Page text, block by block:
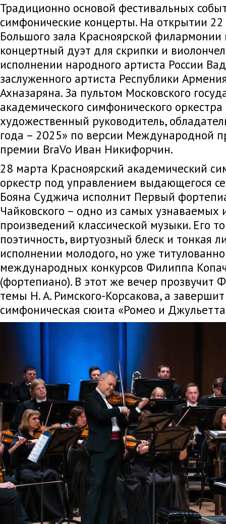
Традиционно основой фестивальных
симфонические концерты. На открытии
Большого зала Красноярской филармонии
концертный дуэт для скрипки и
исполнении народного артиста России
заслуженного артиста Республики
Ахназаряна. За пультом Московского
академического симфонического оркестра
художественный руководитель,
года – 2025» по версии Международной
премии BraVo Иван Никифорчин.
28 марта Красноярский академический
оркестр под управлением выдающегося
Бояна Суджича исполнит Первый
Чайковского – одно из самых
произведений классической музыки. Его
поэтичность, виртуозный блеск и тонкая
исполнении молодого, но уже
международных конкурсов Филиппа
(фортепиано). В этот же вечер прозвучит
темы Н. А. Римского-Корсакова, а
симфоническая сюита «Ромео и